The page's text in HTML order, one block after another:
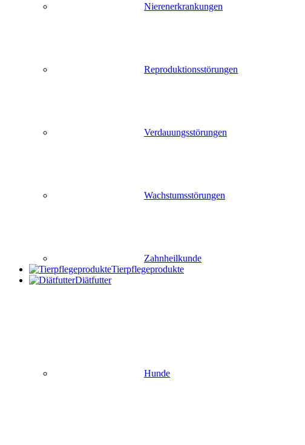
Nierenerkrankungen
Reproduktionsstörungen
Verdauungsstörungen
Wachstumsstörungen
Zahnheilkunde
Tierpflegeprodukte
Diätfutter
Hunde